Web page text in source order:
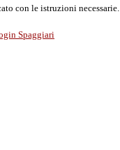
con le istruzioni necessarie.
Spaggiari